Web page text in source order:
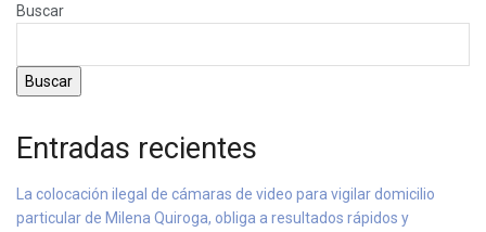
Buscar
Buscar
Entradas recientes
La colocación ilegal de cámaras de video para vigilar domicilio
particular de Milena Quiroga, obliga a resultados rápidos y